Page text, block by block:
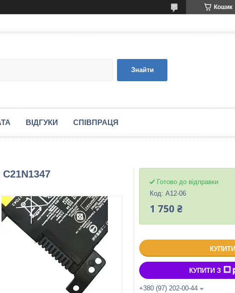
Кошик
Знайти
ВІДГУКИ СПІВПРАЦЯ
Готово до відправки
Код: A12-06
1 750 ₴
КУПИТИ
КУПИТИ З
+380 (97) 202-00-44